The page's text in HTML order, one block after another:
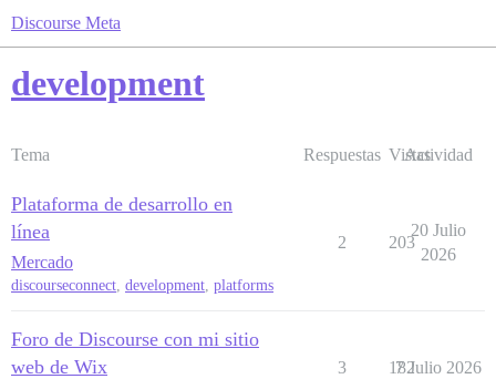
Discourse Meta
development
Tema Respuestas Vistas
Actividad
Plataforma de desarrollo en
línea
Mercado
discourseconnect, development, platforms
2 203
20 Julio
2026
Foro de Discourse con mi sitio
web de Wix
3 182
7 Julio 2026